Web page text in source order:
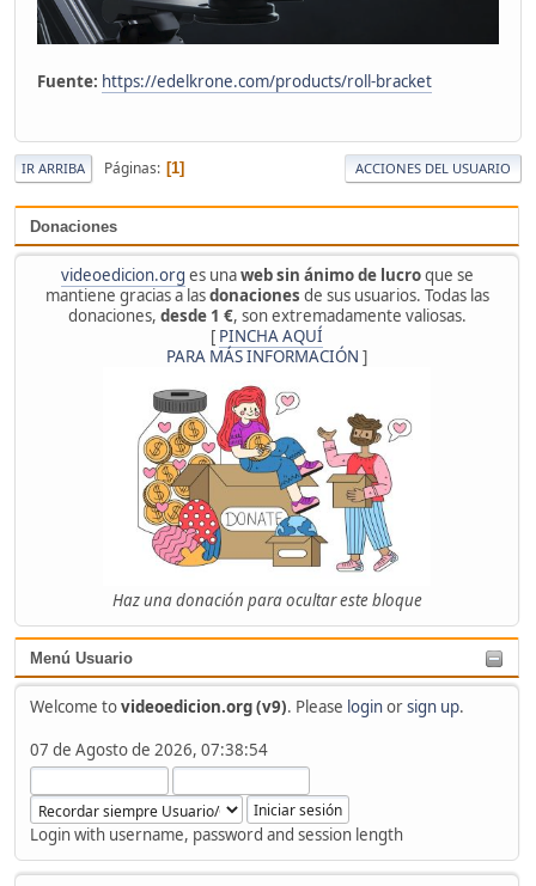
Donaciones
videoedicion.org es unaweb sin ánimo de lucroque se
mantiene gracias a lasdonaciones de sus usuarios. Todas las
donaciones, desde 1 €, son extremadamente valiosas.
[ PINCHA AQUÍ
PARA MÁS INFORMACIÓN ]
Haz una donación para ocultar este bloque
Menú Usuario
Welcome tovideoedicion.org (v9). Please loginorsign up.
07 de Agosto de 2026, 07:38:54
Login with username, password and session length
Fuente: https://edelkrone.com/products/roll-bracket
IR ARRIBA Páginas 1 ACCIONES DEL USUARIO